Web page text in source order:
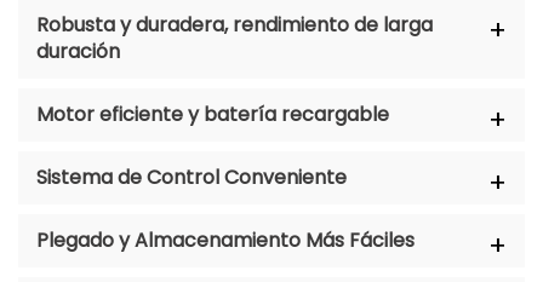
Robusta y duradera, rendimiento de larga
duración
Motor eficiente y batería recargable
Sistema de Control Conveniente
Plegado y Almacenamiento Más Fáciles